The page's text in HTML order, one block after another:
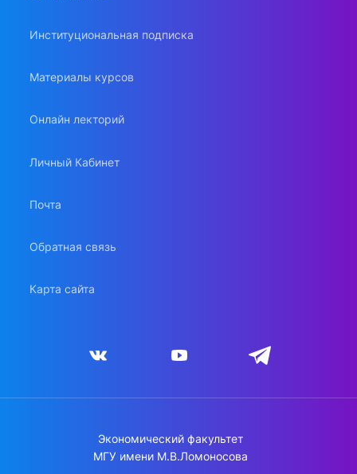
Институциональная подписка
Материалы курсов
Онлайн лекторий
Личный Кабинет
Почта
Обратная связь
Карта сайта
Экономический факультет
МГУ имени М.В.Ломоносова